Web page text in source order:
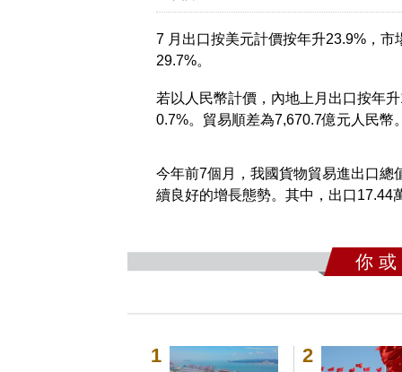
7 月出口按美元計價按年升23.9%，
29.7%。
若以人民幣計價，內地上月出口按年
0.7%。貿易順差為7,670.7億元人民幣
今年前7個月，我國貨物貿易進出口總
續良好的增長態勢。其中，出口17.44
你 或